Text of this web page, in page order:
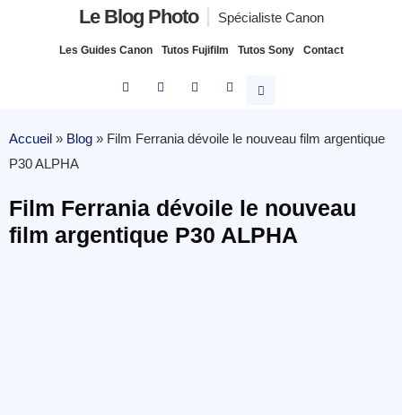
Le Blog Photo Spécialiste Canon
Les Guides Canon Tutos Fujifilm Tutos Sony Contact
Accueil » Blog » Film Ferrania dévoile le nouveau film argentique
P30 ALPHA
Film Ferrania dévoile le nouveau
film argentique P30 ALPHA